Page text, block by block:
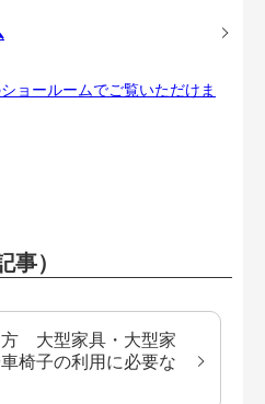
ョールームでご覧いただけま
）
方 大型家具・大型家
椅子の利用に必要な